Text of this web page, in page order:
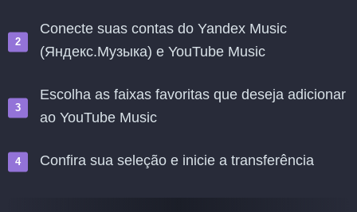
Conecte suas contas do Yandex Music
(Яндекс.Музыка) e YouTube Music
Escolha as faixas favoritas que deseja adicionar
ao YouTube Music
Confira sua seleção e inicie a transferência